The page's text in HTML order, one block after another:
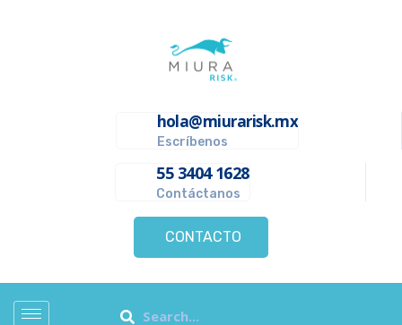
hola@miurarisk.mx
Escríbenos
55 3404 1628
Contáctanos
CONTACTO